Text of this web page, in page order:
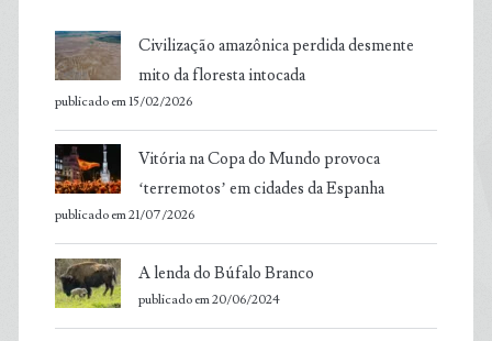
Civilização amazônica perdida desmente
mito da floresta intocada
publicado em 15/02/2026
Vitória na Copa do Mundo provoca
‘terremotos’ em cidades da Espanha
publicado em 21/07/2026
A lenda do Búfalo Branco
publicado em 20/06/2024